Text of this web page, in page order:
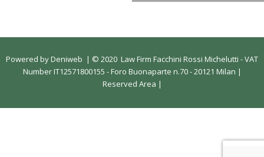
Powered byDeniweb | © 2020 Law Firm Facchini Rossi Michelutti - VAT
Number IT12571800155 - Foro Buonaparte n.70 - 20121 Milan |
Reserved Area |